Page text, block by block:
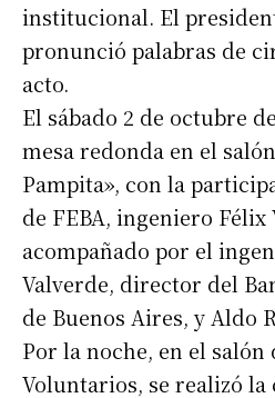
Apellidos
Número de teléfono
institucional. El
pronunció palabras de
acto.
El sábado 2 de octubre
mesa redonda en el
Pampita», con la
de FEBA, ingeniero
acompañado por el
Valverde, director del
de Buenos Aires, y Aldo
Por la noche, en el salón
Voluntarios, se realizó la